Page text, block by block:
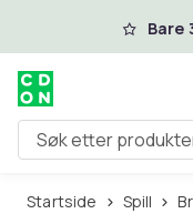
Hopp til Bare
Søk etter produkter
Startside Spill